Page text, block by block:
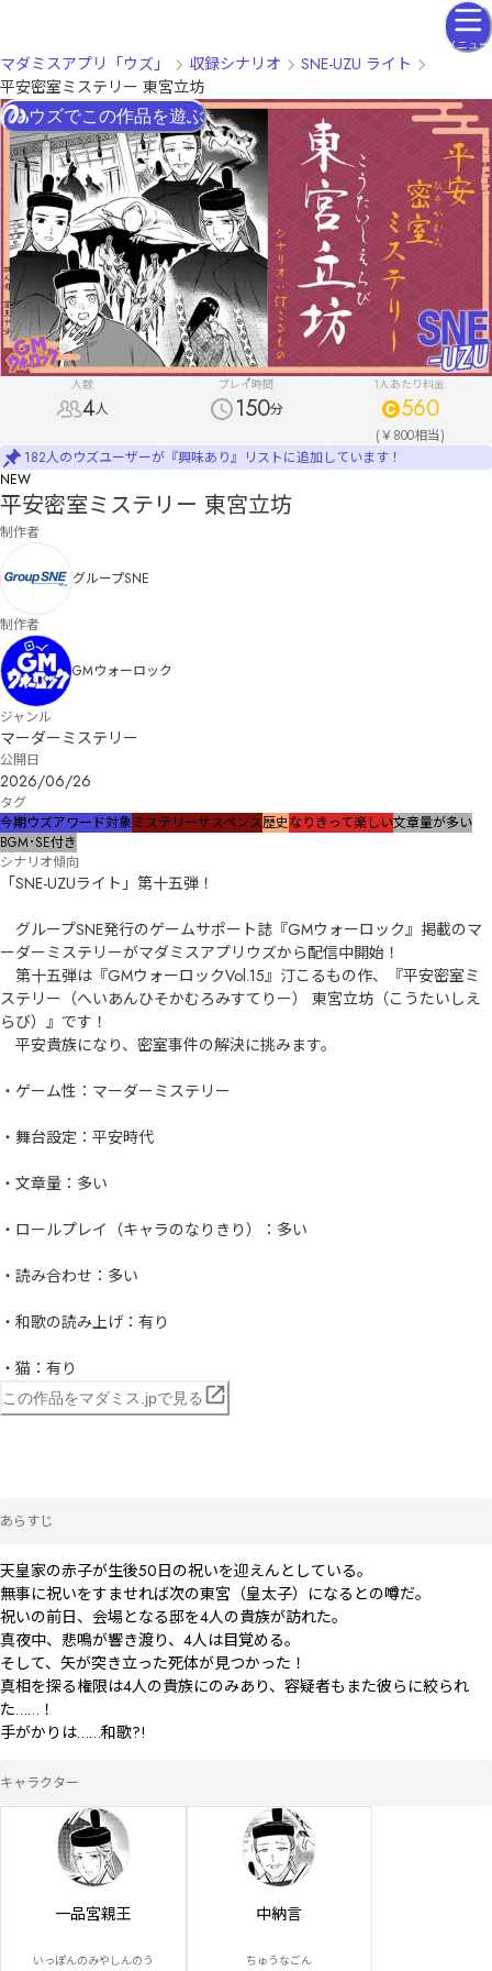
メニュー
マダミスアプリ「ウズ」 収録シナリオ
SNE-UZU ライト
平安密室ミステリー 東宮立坊
人数
4人
プレイ時間
150分
1人あたり料金
560
(￥800相当)
182人のウズユーザーが『興味あり』リストに追加しています！
ウズでこの作品を遊ぶ
NEW
平安密室ミステリー 東宮立坊
制作者
グループSNE
制作者
GMウォーロック
ジャンル
マーダーミステリー
公開日
2026/06/26
タグ
今期ウズアワード対象ミステリーサスペンス歴史なりきって楽しい文章量が多い
BGM･SE付き
シナリオ傾向
「SNE-UZUライト」第十五弾！
グループSNE発行のゲームサポート誌『GMウォーロック』掲載のマ
ーダーミステリーがマダミスアプリウズから配信中開始！
第十五弾は『GMウォーロックVol.15』汀こるもの作、『平安密室ミ
ステリー（へいあんひそかむろみすてりー） 東宮立坊（こうたいしえ
らび）』です！
平安貴族になり、密室事件の解決に挑みます。
・ゲーム性：マーダーミステリー
・舞台設定：平安時代
・文章量：多い
・ロールプレイ（キャラのなりきり）：多い
・読み合わせ：多い
・和歌の読み上げ：有り
・猫：有り
この作品をマダミス.jpで見る
あらすじ
天皇家の赤子が生後50日の祝いを迎えんとしている。
無事に祝いをすませれば次の東宮（皇太子）になるとの噂だ。
祝いの前日、会場となる邸を4人の貴族が訪れた。
真夜中、悲鳴が響き渡り、4人は目覚める。
そして、矢が突き立った死体が見つかった！
真相を探る権限は4人の貴族にのみあり、容疑者もまた彼らに絞られ
た……！
手がかりは……和歌?!
キャラクター
一品宮親王
いっぽんのみやしんのう
中納言
ちゅうなごん